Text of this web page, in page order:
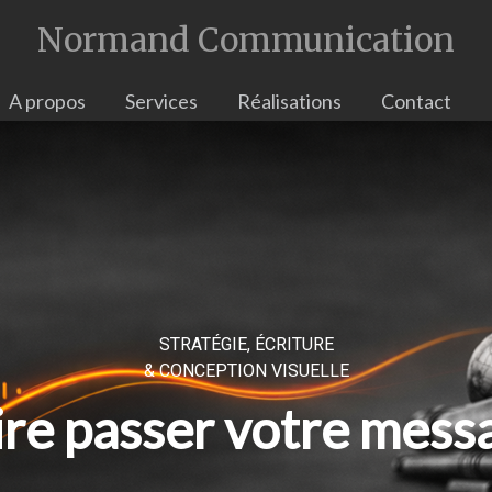
Normand Communication
A propos Services Réalisations Contact
STRATÉGIE, ÉCRITURE
& CONCEPTION VISUELLE
passer votre